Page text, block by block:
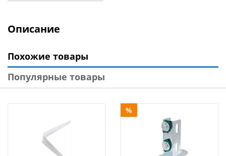
Описание
Похожие товары
Популярные товары
%